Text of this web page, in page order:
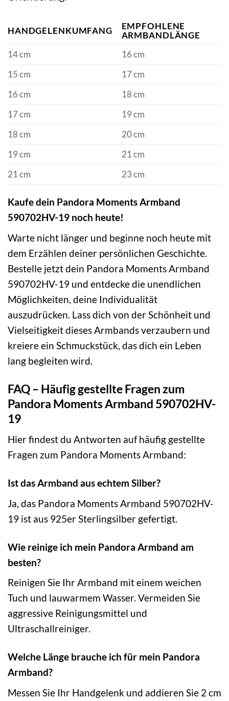
HANDGELENKUMFANG
EMPFOHLENE
ARMBANDLÄNGE
14 cm
16 cm
15 cm
17 cm
16 cm
18 cm
17 cm
19 cm
18 cm
20 cm
19 cm
21 cm
21 cm
23 cm
Kaufe dein Pandora Moments Armband
590702HV-19 noch heute!
Warte nicht länger und beginne noch heute mit
dem Erzählen deiner persönlichen Geschichte.
Bestelle jetzt dein Pandora Moments Armband
590702HV-19 und entdecke die unendlichen
Möglichkeiten, deine Individualität
auszudrücken. Lass dich von der Schönheit und
Vielseitigkeit dieses Armbands verzaubern und
kreiere ein Schmuckstück, das dich ein Leben
lang begleiten wird.
FAQ – Häufig gestellte Fragen zum
Pandora Moments Armband 590702HV-
19
Hier findest du Antworten auf häufig gestellte
Fragen zum Pandora Moments Armband:
Ist das Armband aus echtem Silber?
Ja, das Pandora Moments Armband 590702HV-
19 ist aus 925er Sterlingsilber gefertigt.
Wie reinige ich mein Pandora Armband am
besten?
Reinigen Sie Ihr Armband mit einem weichen
Tuch und lauwarmem Wasser. Vermeiden Sie
aggressive Reinigungsmittel und
Ultraschallreiniger.
Welche Länge brauche ich für mein Pandora
Armband?
Messen Sie Ihr Handgelenk und addieren Sie 2 cm